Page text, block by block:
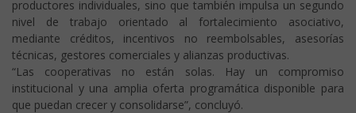
productores individuales, sino que también impulsa un segundo
nivel de trabajo orientado al fortalecimiento asociativo,
mediante créditos, incentivos no reembolsables, asesorías
técnicas, gestores comerciales y alianzas productivas.
“Las cooperativas no están solas. Hay un compromiso
institucional y una amplia oferta programática disponible para
que puedan crecer y consolidarse”, concluyó.